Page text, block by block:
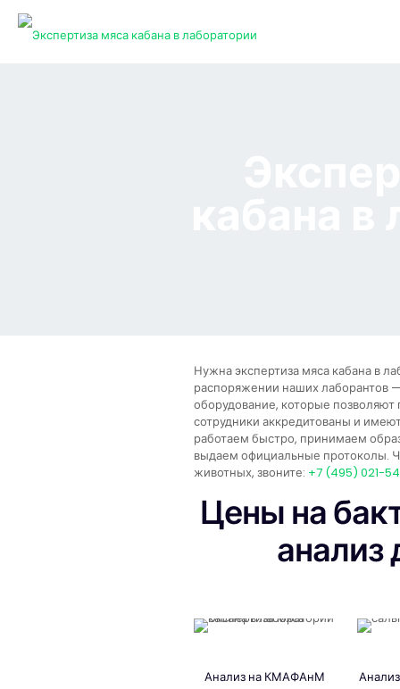
Нужна экспертиза мяса кабана в
распоряжении наших лаборантов
оборудование, которые позволяют
сотрудники аккредитованы и
работаем быстро, принимаем
выдаем официальные протоколы.
животных, звоните: +7 (495) 021-
Цены на
анализ
Анализ на КМАФАнМ